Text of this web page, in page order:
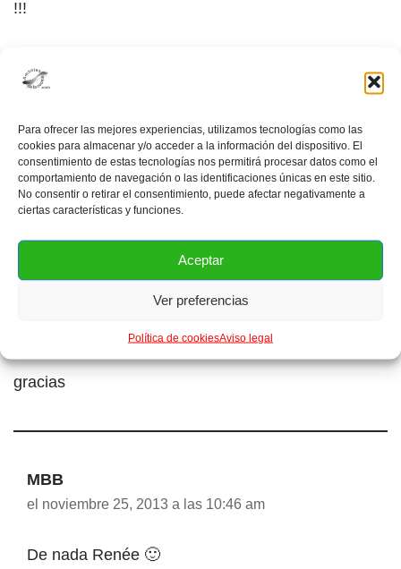
Para ofrecer las mejores experiencias, utilizamos tecnologías como las
cookies para almacenar y/o acceder a la información del dispositivo. El
consentimiento de estas tecnologías nos permitirá procesar datos como el
comportamiento de navegación o las identificaciones únicas en este sitio.
No consentir o retirar el consentimiento, puede afectar negativamente a
ciertas características y funciones.
Aceptar
Ver preferencias
Política de cookiesAviso legal
!!!
2 comentarios en «¿Sabes cómo comprar
pescado fresco?»
el noviembre 25, 2013 a las 12:00 am
gracias
MBB
el noviembre 25, 2013 a las 10:46 am
De nada Renée 🙂